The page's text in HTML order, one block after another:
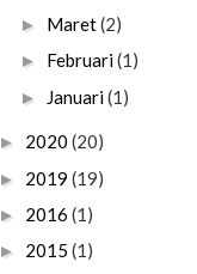
► Maret(2)
► Februari(1)
► Januari(1)
► 2020 (20)
► 2019 (19)
► 2016 (1)
► 2015 (1)